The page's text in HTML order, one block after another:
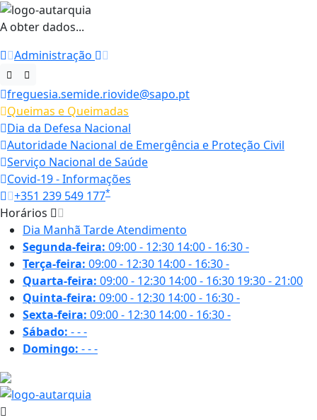
A obter dados...
Administração
freguesia.semide.riovide@sapo.pt
Queimas e Queimadas
Dia da Defesa Nacional
Autoridade Nacional de Emergência e Proteção Civil
Serviço Nacional de Saúde
Covid-19 - Informações
+351 239 549 177*
Horários
Dia Manhã TardeAtendimento
Segunda-feira: 09:00 - 12:30 14:00 - 16:30-
Terça-feira: 09:00 - 12:30 14:00 - 16:30-
Quarta-feira: 09:00 - 12:30 14:00 - 16:30 19:30 - 21:00
Quinta-feira: 09:00 - 12:30 14:00 - 16:30-
Sexta-feira: 09:00 - 12:30 14:00 - 16:30-
Sábado: ---
Domingo: ---